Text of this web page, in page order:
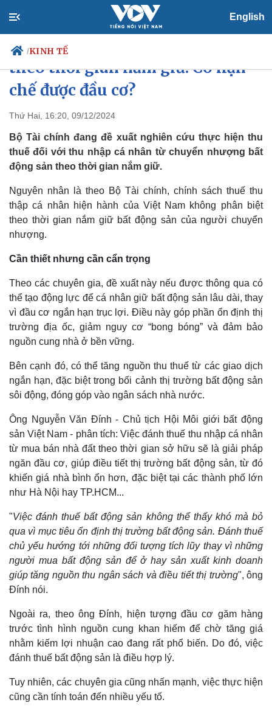
English
/KINH TẾ
Chính trị
Đảng
Tổ chức nhân sự
Quốc hội
Nhận diện sự thật
Tin 24h
Dự báo thời tiết
Giáo dục
Dấu ấn VOV
Biển đảo
Thế giới
Quan sát
Cuộc sống đó đây
Hồ sơ
Video
Ảnh
E-Magazine
Infographic
Đánh thuế mua bán nhà đất
theo thời gian nắm giữ: Có hạn
chế được đầu cơ?
Thứ Hai, 16:20, 09/12/2024
Bộ Tài chính đang đề xuất nghiên cứu thực hiện thu
thuế đối với thu nhập cá nhân từ chuyển nhượng bất
động sản theo thời gian nắm giữ.
Nguyên nhân là theo Bộ Tài chính, chính sách thuế thu
thập cá nhân hiện hành của Việt Nam không phân biệt
theo thời gian nắm giữ bất động sản của người chuyển
nhượng.
Cần thiết nhưng cần cẩn trọng
Theo các chuyên gia, đề xuất này nếu được thông qua có
thể tạo động lực để cá nhân giữ bất động sản lâu dài, thay
vì đầu cơ ngắn hạn trục lợi. Điều này góp phần ổn định thị
trường địa ốc, giảm nguy cơ “bong bóng” và đảm bảo
nguồn cung nhà ở bền vững.
Bên cạnh đó, có thể tăng nguồn thu thuế từ các giao dịch
ngắn hạn, đặc biệt trong bối cảnh thị trường bất động sản
sôi động, đóng góp vào ngân sách nhà nước.
Ông Nguyễn Văn Đính - Chủ tịch Hội Môi giới bất động
sản Việt Nam - phân tích: Việc đánh thuế thu nhập cá nhân
từ mua bán nhà đất theo thời gian sở hữu sẽ là giải pháp
ngăn đầu cơ, giúp điều tiết thị trường bất động sản, từ đó
khiến giá nhà bình ổn hơn, đặc biệt tại các thành phố lớn
như Hà Nội hay TP.HCM...
"Việc đánh thuế bất động sản không thể thấy khó mà bỏ
qua vì mục tiêu ổn định thị trường bất động sản. Đánh thuế
chủ yếu hướng tới những đối tượng tích lũy thay vì những
người mua bất động sản để ở hay sản xuất kinh doanh
giúp tăng nguồn thu ngân sách và điều tiết thị trường", ông
Đính nói.
Ngoài ra, theo ông Đính, hiện tượng đầu cơ găm hàng
trước tình hình nguồn cung khan hiếm để chờ tăng giá
nhằm kiếm lợi nhuận cao đang rất phổ biến. Do đó, việc
đánh thuế bất động sản là điều hợp lý.
Tuy nhiên, các chuyên gia cũng nhấn mạnh, việc thực hiện
cũng cần tính toán đến nhiều yếu tố.